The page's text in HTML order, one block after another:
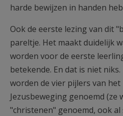
harde bewijzen in handen
Ook de eerste lezing van dit
pareltje. Het maakt duidelijk
worden voor de eerste
betekende. En dat is niet
worden de vier pijlers van het
Jezusbeweging genoemd (ze
"christenen" genoemd, ook